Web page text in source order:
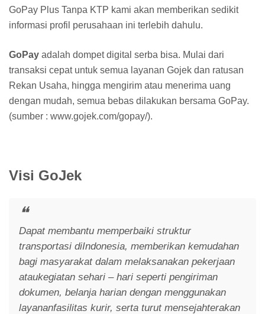
GoPay Plus Tanpa KTP kami akan memberikan sedikit
informasi profil perusahaan ini terlebih dahulu.
GoPay adalah dompet digital serba bisa. Mulai dari
transaksi cepat untuk semua layanan Gojek dan ratusan
Rekan Usaha, hingga mengirim atau menerima uang
dengan mudah, semua bebas dilakukan bersama GoPay.
(sumber : www.gojek.com/gopay/).
Visi GoJek
Dapat membantu memperbaiki struktur
transportasi diIndonesia, memberikan kemudahan
bagi masyarakat dalam melaksanakan pekerjaan
ataukegiatan sehari – hari seperti pengiriman
dokumen, belanja harian dengan menggunakan
layananfasilitas kurir, serta turut mensejahterakan